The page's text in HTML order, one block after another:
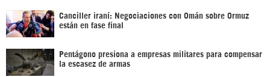
Canciller iraní: Negociaciones con Omán sobre Ormuz
están en fase final
Pentágono presiona a empresas militares para compensar
la escasez de armas